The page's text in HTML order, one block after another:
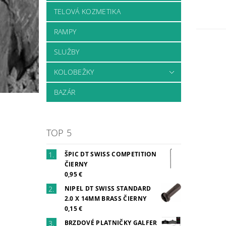
TELOVÁ KOZMETIKA
RAMPY
SLUŽBY
KOLOBEŽKY
BAZÁR
TOP 5
ŠPIC DT SWISS COMPETITION
ČIERNY
0,95 €
NIPEL DT SWISS STANDARD
2.0 X 14MM BRASS ČIERNY
0,15 €
BRZDOVÉ PLATNIČKY GALFER